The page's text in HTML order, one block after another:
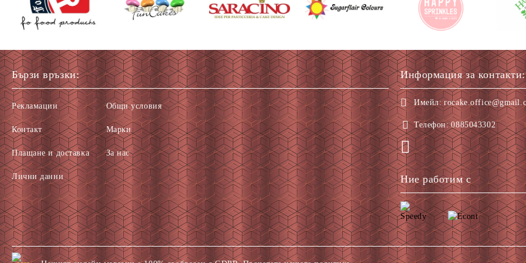
Бързи връзки:
Рекламации
Контакт
Плащане и доставка
Лични данни
Общи условия
Марки
За нас
Информация за контакти:
Имейл:
Телефон: 0885043302
Ние работим с